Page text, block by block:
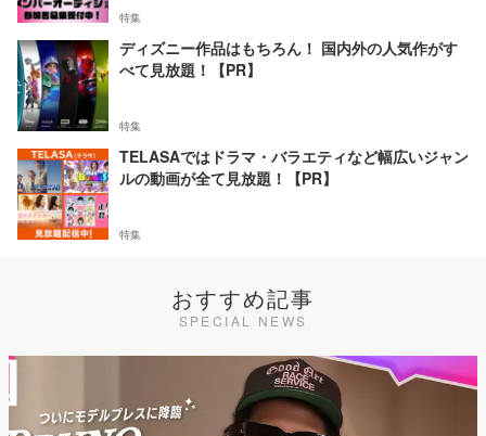
特集
ディズニー作品はもちろん！ 国内外の人気作がす
べて見放題！【PR】
特集
TELASAではドラマ・バラエティなど幅広いジャン
ルの動画が全て見放題！【PR】
特集
おすすめ記事
SPECIAL NEWS